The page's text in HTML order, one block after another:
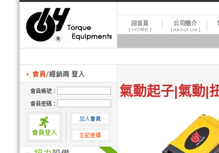
會員帳號：
會員密碼：
氣動起子|氣動|